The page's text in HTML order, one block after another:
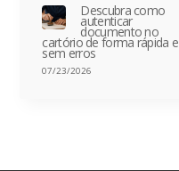
Descubra como
autenticar
documento no
cartório de forma rápida e
sem erros
07/23/2026